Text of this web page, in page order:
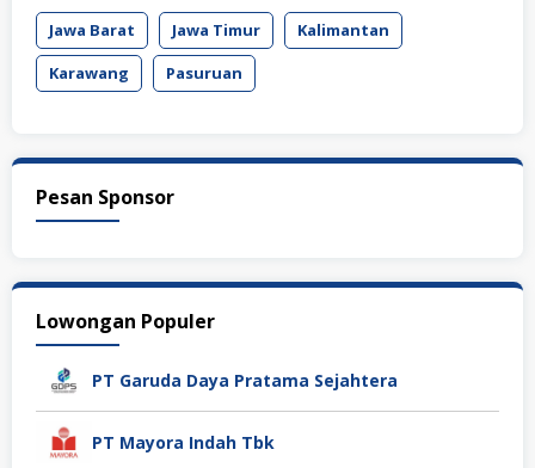
Jawa Barat Jawa Timur
Kalimantan
Karawang
Pasuruan
Pesan Sponsor
Lowongan Populer
PT Garuda Daya Pratama Sejahtera
PT Mayora Indah Tbk